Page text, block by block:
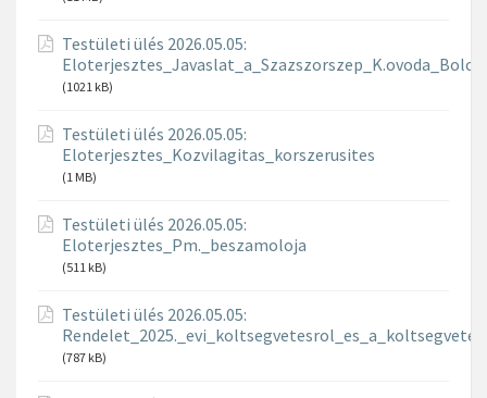
Testületi ülés 2026.05.05:
(1021 kB)
Testületi ülés 2026.05.05:
Eloterjesztes_Kozvilagitas_korszerusites
(1 MB)
Testületi ülés 2026.05.05:
Eloterjesztes_Pm._beszamoloja
(511 kB)
Testületi ülés 2026.05.05:
(787 kB)